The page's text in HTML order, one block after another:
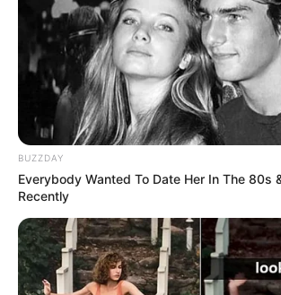
TEMAS DESTACADOS
RECIBO DEL AGUA
LOCALIDAD
CUNDINAMARCA
CORTES DE LUZ
LOCALIDAD DE
REGIOTRAM DE OCCIDENTE
LOCALIDAD DE SUBA
BUZZDAY
Everybody Wanted To Date Her In The 80s
Recently